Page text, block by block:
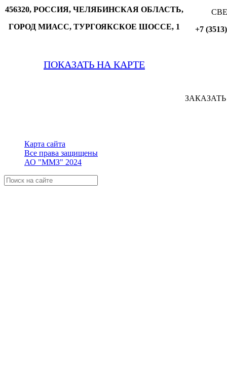
456320, РОССИЯ, ЧЕЛЯБИНСКАЯ ОБЛАСТЬ,
ГОРОД МИАСС, ТУРГОЯКСКОЕ ШОССЕ, 1
ПОКАЗАТЬ НА КАРТЕ
+7
Карта сайта
Все права защищены
АО "ММЗ" 2024